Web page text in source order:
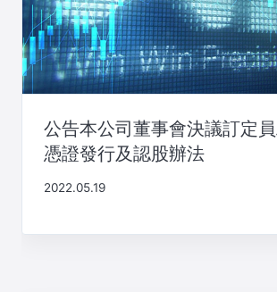
公告本公司董事會決議訂定
憑證發行及認股辦法
2022.05.19